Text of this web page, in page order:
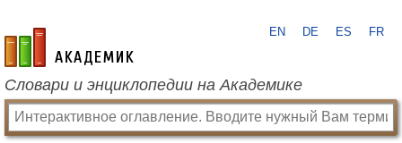
academic.ru
EN DE ES FR
Словари и энциклопедии на Академике